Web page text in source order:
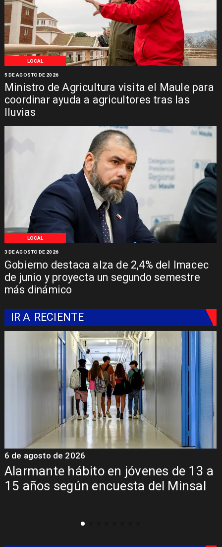
LOCAL
Ministro de Agricultura visita el Maule para
coordinar ayuda a agricultores tras las
lluvias
5 DE AGOSTO DE 2026
LOCAL
Gobierno destaca alza de 2,4% del Imacec
de junio y proyecta un segundo semestre
más dinámico
3 DE AGOSTO DE 2026
IR A RECIENTE
a Aprueban creación del Parque
Sebastián Piñera con inversión de
6 de agosto de 2026